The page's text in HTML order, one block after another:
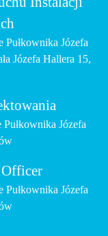
Pułkownika Józefa
Józefa Hallera 15,
Józefa
Pułkownika Józefa